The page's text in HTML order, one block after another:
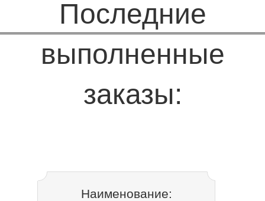
Последние
выполненные
заказы:
Наименование: